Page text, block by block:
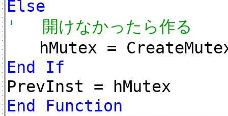
Else
' 開けなかったら作る
hMutex =
End If
PrevInst = hMutex
End Function